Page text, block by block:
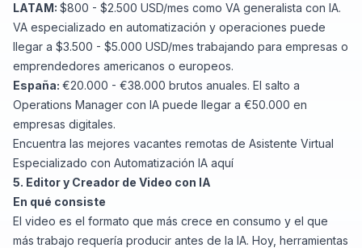
LATAM: $800 - $2.500 USD/mes como VA generalista con IA.
VA especializado en automatización y operaciones puede
llegar a $3.500 - $5.000 USD/mes trabajando para empresas o
emprendedores americanos o europeos.
España: €20.000 - €38.000 brutos anuales. El salto a
Operations Manager con IA puede llegar a €50.000 en
empresas digitales.
Encuentra las mejores vacantes remotas de Asistente Virtual
Especializado con Automatización IA aquí
5. Editor y Creador de Video con IA
En qué consiste
El video es el formato que más crece en consumo y el que
más trabajo requería producir antes de la IA. Hoy, herramientas